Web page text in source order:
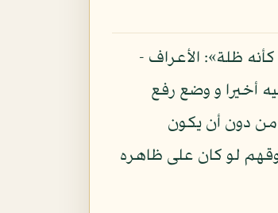
ظلة»: الأعراف -
أخيرا و وضع رفع
من دون أن يكون
لو كان على ظاهره